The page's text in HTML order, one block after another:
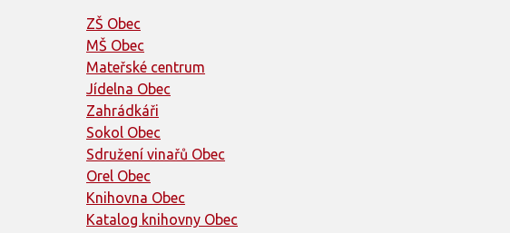
ZŠ Obec
MŠ Obec
Mateřské centrum
Jídelna Obec
Zahrádkáři
Sokol Obec
Sdružení vinařů Obec
Orel Obec
Knihovna Obec
Katalog knihovny Obec